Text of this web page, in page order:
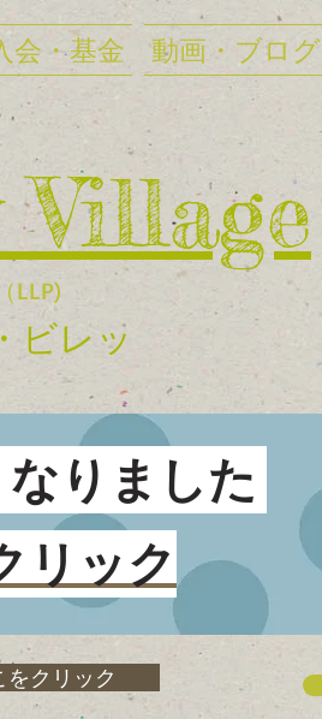
会・基金 動画・ブログ
LLP)
ビレッ
りました
リック
をクリック